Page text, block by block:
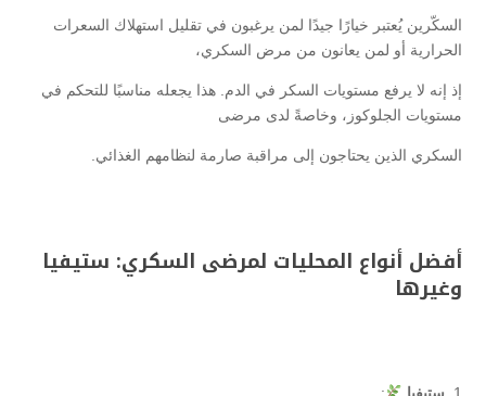
السكّرين يُعتبر خيارًا جيدًا لمن يرغبون في تقليل استهلاك السعرات
الحرارية أو لمن يعانون من مرض السكري،
إذ إنه لا يرفع مستويات السكر في الدم. هذا يجعله مناسبًا للتحكم في
مستويات الجلوكوز، وخاصةً لدى مرضى
السكري الذين يحتاجون إلى مراقبة صارمة لنظامهم الغذائي.
أفضل أنواع المحليات لمرضى السكري: ستيفيا
وغيرها
ستيفيا
: